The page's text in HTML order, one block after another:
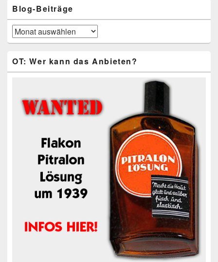
Blog-Beiträge
Blog-
Beiträge
OT: Wer kann das Anbieten?